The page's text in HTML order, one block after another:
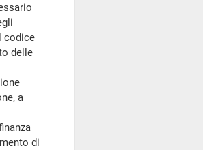
codice
delle
a
di